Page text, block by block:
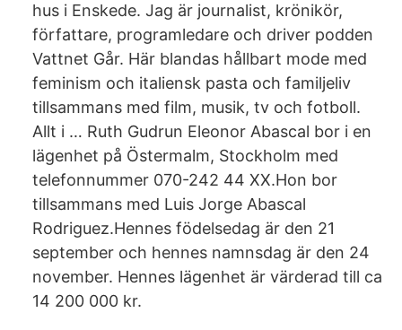
hus i Enskede. Jag är journalist, krönikör,
författare, programledare och driver podden
Vattnet Går. Här blandas hållbart mode med
feminism och italiensk pasta och familjeliv
tillsammans med film, musik, tv och fotboll.
Allt i … Ruth Gudrun Eleonor Abascal bor i en
lägenhet på Östermalm, Stockholm med
telefonnummer 070-242 44 XX.Hon bor
tillsammans med Luis Jorge Abascal
Rodriguez.Hennes födelsedag är den 21
september och hennes namnsdag är den 24
november. Hennes lägenhet är värderad till ca
14 200 000 kr.